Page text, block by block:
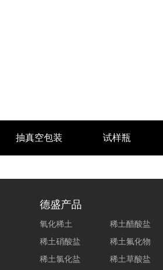
抽真空包装 试样瓶
德盛产品
氧化稀土
稀土硝酸盐
稀土氯化盐
稀土醋酸盐
稀土氟化物
稀土草酸盐